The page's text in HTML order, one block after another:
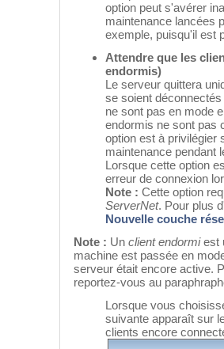
option peut s'avérer
maintenance lancées
exemple, puisqu'il est
Attendre que les
endormis)
Le serveur quittera
se soient
ne sont pas en mode
endormis ne sont pas
option est à privilégier
maintenance pendant
Lorsque cette option
erreur de connexion
Note : Cette option
ServerNet. Pour plus
Nouvelle couche
Note : Un client endormiest
machine est passée en
serveur était encore active.
reportez-vous au
Lorsque vous
suivante apparaît sur
clients encore